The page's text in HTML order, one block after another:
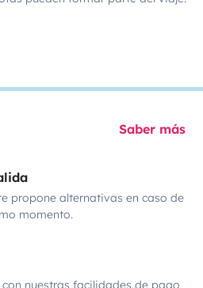
Saber más
propone alternativas en caso de
momento.
nuestras facilidades de pago